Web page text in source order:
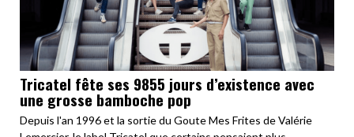
Tricatel fête ses 9855 jours d’existence avec
une grosse bamboche pop
Depuis l'an 1996 et la sortie du Goute Mes Frites de Valérie